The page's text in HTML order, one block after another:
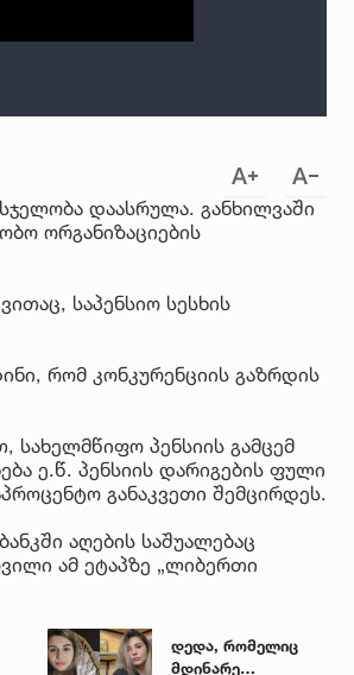
დაასრულა. განხილვაში
ორგანიზაციების
საპენსიო სესხის
რომ კონკურენციის გაზრდის
სახელმწიფო პენსიის გამცემ
ე.წ. პენსიის დარიგების ფული
განაკვეთი შემცირდეს.
აღების საშუალებაც
ამ ეტაპზე „ლიბერთი
დედა, რომელიც
მდინარე